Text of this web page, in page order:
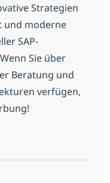
Strategien
und moderne
SAP-
Sie über
Beratung und
verfügen,
& Analytics (Senior)